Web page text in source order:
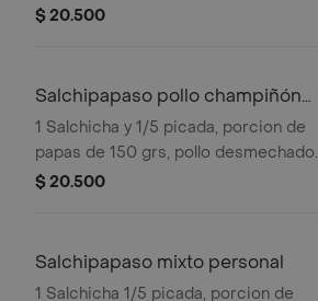
en salsa bbq, queso gratinado y
$ 20.500
Salchipapaso pollo champiñón
personal
1 Salchicha y 1/5 picada, porcion de
papas de 150 grs, pollo desmechado,
salsa de champiñones, queso
$ 20.500
Salchipapaso mixto personal
1 Salchicha 1/5 picada, porcion de